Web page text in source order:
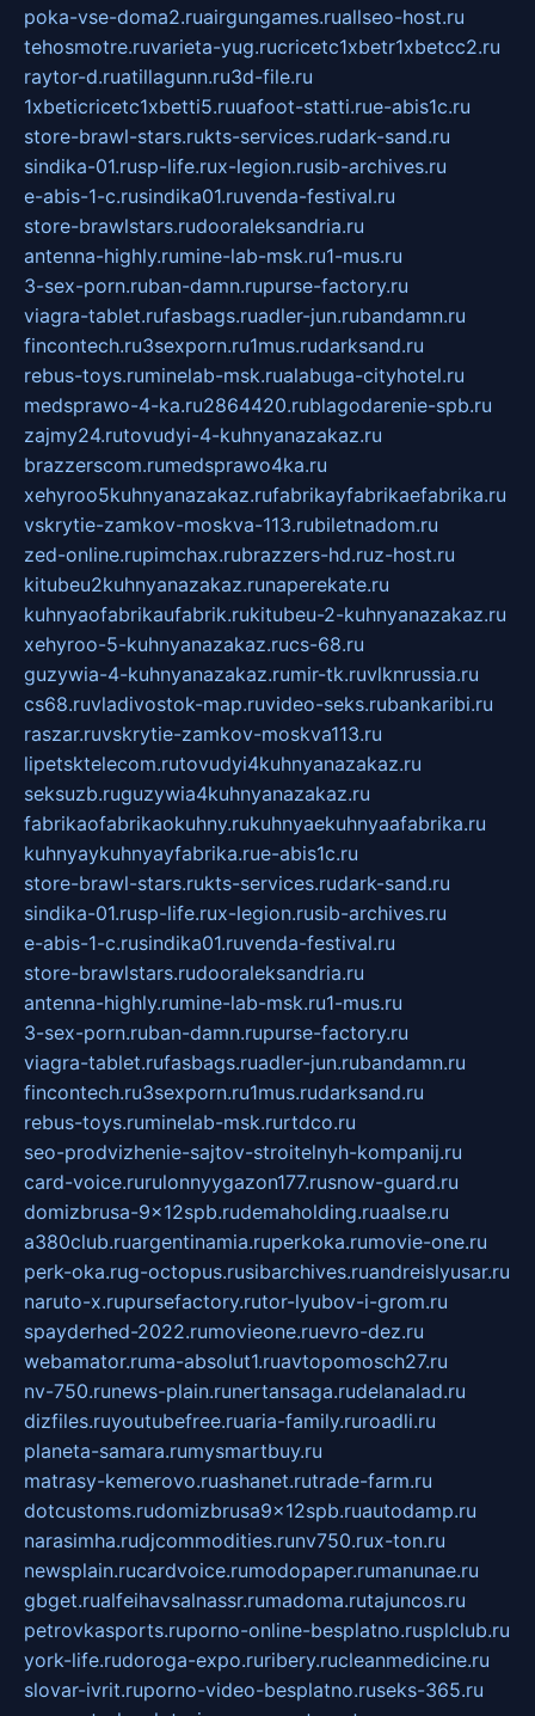
poka-vse-doma2.ruairgungames.ruallseo-host.ru
tehosmotre.ruvarieta-yug.rucricetc1xbetr1xbetcc2.ru
raytor-d.ruatillagunn.ru3d-file.ru
1xbeticricetc1xbetti5.ruuafoot-statti.rue-abis1c.ru
store-brawl-stars.rukts-services.rudark-sand.ru
sindika-01.rusp-life.rux-legion.rusib-archives.ru
e-abis-1-c.rusindika01.ruvenda-festival.ru
store-brawlstars.rudooraleksandria.ru
antenna-highly.rumine-lab-msk.ru1-mus.ru
3-sex-porn.ruban-damn.rupurse-factory.ru
viagra-tablet.rufasbags.ruadler-jun.rubandamn.ru
fincontech.ru3sexporn.ru1mus.rudarksand.ru
rebus-toys.ruminelab-msk.rualabuga-cityhotel.ru
medsprawo-4-ka.ru2864420.rublagodarenie-spb.ru
zajmy24.rutovudyi-4-kuhnyanazakaz.ru
brazzerscom.rumedsprawo4ka.ru
xehyroo5kuhnyanazakaz.rufabrikayfabrikaefabrika.ru
vskrytie-zamkov-moskva-113.rubiletnadom.ru
zed-online.rupimchax.rubrazzers-hd.ruz-host.ru
kitubeu2kuhnyanazakaz.runaperekate.ru
kuhnyaofabrikaufabrik.rukitubeu-2-kuhnyanazakaz.ru
xehyroo-5-kuhnyanazakaz.rucs-68.ru
guzywia-4-kuhnyanazakaz.rumir-tk.ruvlknrussia.ru
cs68.ruvladivostok-map.ruvideo-seks.rubankaribi.ru
raszar.ruvskrytie-zamkov-moskva113.ru
lipetsktelecom.rutovudyi4kuhnyanazakaz.ru
seksuzb.ruguzywia4kuhnyanazakaz.ru
fabrikaofabrikaokuhny.rukuhnyaekuhnyaafabrika.ru
kuhnyaykuhnyayfabrika.rue-abis1c.ru
store-brawl-stars.rukts-services.rudark-sand.ru
sindika-01.rusp-life.rux-legion.rusib-archives.ru
e-abis-1-c.rusindika01.ruvenda-festival.ru
store-brawlstars.rudooraleksandria.ru
antenna-highly.rumine-lab-msk.ru1-mus.ru
3-sex-porn.ruban-damn.rupurse-factory.ru
viagra-tablet.rufasbags.ruadler-jun.rubandamn.ru
fincontech.ru3sexporn.ru1mus.rudarksand.ru
rebus-toys.ruminelab-msk.rurtdco.ru
seo-prodvizhenie-sajtov-stroitelnyh-kompanij.ru
card-voice.rurulonnyygazon177.rusnow-guard.ru
domizbrusa-9x12spb.rudemaholding.ruaalse.ru
a380club.ruargentinamia.ruperkoka.rumovie-one.ru
perk-oka.rug-octopus.rusibarchives.ruandreislyusar.ru
naruto-x.rupursefactory.rutor-lyubov-i-grom.ru
spayderhed-2022.rumovieone.ruevro-dez.ru
webamator.ruma-absolut1.ruavtopomosch27.ru
nv-750.runews-plain.runertansaga.rudelanalad.ru
dizfiles.ruyoutubefree.ruaria-family.ruroadli.ru
planeta-samara.rumysmartbuy.ru
matrasy-kemerovo.ruashanet.rutrade-farm.ru
dotcustoms.rudomizbrusa9x12spb.ruautodamp.ru
narasimha.rudjcommodities.runv750.rux-ton.ru
newsplain.rucardvoice.rumodopaper.rumanunae.ru
gbget.rualfeihavsalnassr.rumadoma.rutajuncos.ru
petrovkasports.ruporno-online-besplatno.rusplclub.ru
york-life.rudoroga-expo.ruribery.rucleanmedicine.ru
slovar-ivrit.ruporno-video-besplatno.ruseks-365.ru